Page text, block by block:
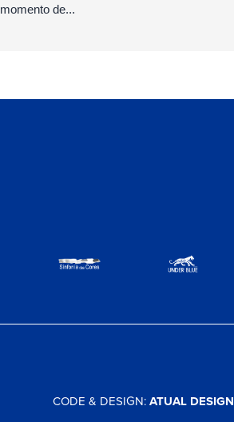
momento de...
CODE & DESIGN:ATUAL DESIGN